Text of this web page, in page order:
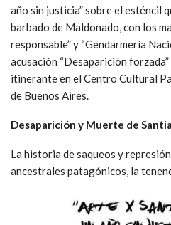
año sin justicia” sobre el esténcil
barbado de Maldonado, con los
responsable” y “Gendarmería
acusación “Desaparición
itinerante en el Centro Cultural
de Buenos Aires.
Desaparición y Muerte de
La historia de saqueos y
ancestrales patagónicos, la